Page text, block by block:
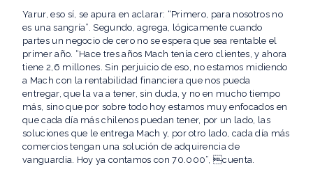
Yarur, eso sí, se apura en aclarar: “Primero, para nosotros no
es una sangría”. Segundo, agrega, lógicamente cuando
partes un negocio de cero no se espera que sea rentable el
primer año. “Hace tres años Mach tenía cero clientes, y ahora
tiene 2,6 millones. Sin perjuicio de eso, no estamos midiendo
a Mach con la rentabilidad financiera que nos pueda
entregar, que la va a tener, sin duda, y no en mucho tiempo
más, sino que por sobre todo hoy estamos muy enfocados en
que cada día más chilenos puedan tener, por un lado, las
soluciones que le entrega Mach y, por otro lado, cada día más
comercios tengan una solución de adquirencia de
vanguardia. Hoy ya contamos con 70.000”, cuenta.